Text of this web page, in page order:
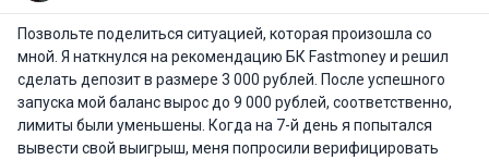
Позвольте поделиться ситуацией, которая произошла со
мной. Я наткнулся на рекомендацию БК Fastmoney и решил
сделать депозит в размере 3 000 рублей. После успешного
запуска мой баланс вырос до 9 000 рублей, соответственно,
лимиты были уменьшены. Когда на 7-й день я попытался
вывести свой выигрыш, меня попросили верифицировать